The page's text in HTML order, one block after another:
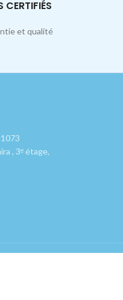
CERTIFIÉS
et qualité
, 3ᵉ étage,